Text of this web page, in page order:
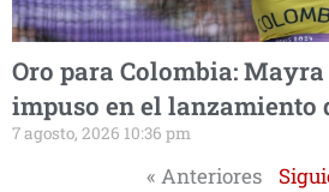
Oro para Colombia:
impuso en el lanzamiento
7 agosto, 2026 10:36 pm
« Anteriores